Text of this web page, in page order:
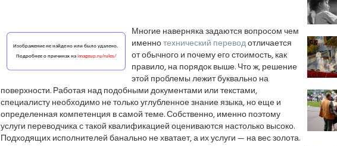
Многие наверняка задаются вопросом чем
именнотехнический переводотличается
от обычного и почему его стоимость, как
правило, на порядок выше. Что ж, решение
этой проблемы лежит буквально на
поверхности. Работая над подобными документами или текстами,
специалисту необходимо не только углубленное знание языка, но еще и
определенная компетенция в самой теме. Собственно, именно поэтому
услуги переводчика с такой квалификацией оцениваются настолько высоко.
Подходящих исполнителей банально не хватает, а их услуги — на вес золота.